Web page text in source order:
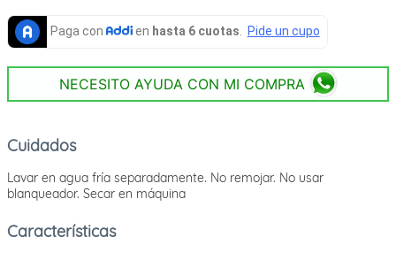
NECESITO AYUDA CON MI COMPRA
Cuidados
Lavar en agua fría separadamente. No remojar. No usar
blanqueador. Secar en máquina